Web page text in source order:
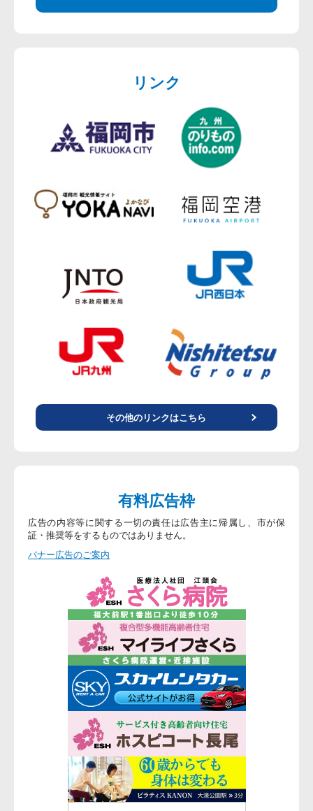
リンク
その他のリンクはこちら
有料広告枠
広告の内容等に関する一切の責任は広告主に帰属し、市が保
証・推奨等をするものではありません。
バナー広告のご案内